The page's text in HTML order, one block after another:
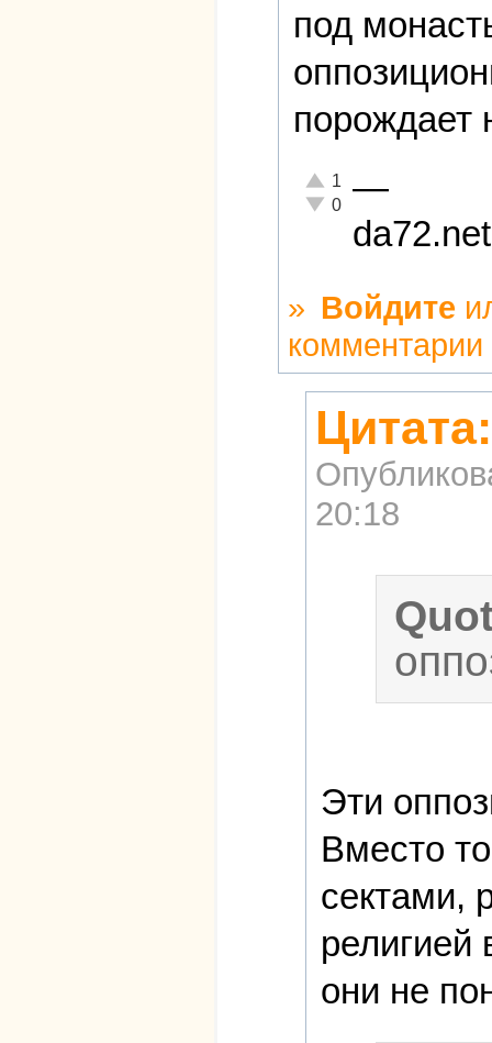
под
порождает
Отлично!
1
Неадекватно!
0 —
da72.net
» Войдите
комментарии
20:18
Эти
Вместо
сектами,
религией
они не